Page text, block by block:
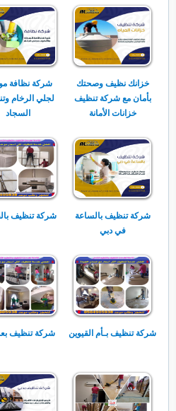
خزانك نظيف وصحتك
بأمان مع شركة تنظيف
خزانات الأمانة
شركة نظافة
لجلي الرخام
السجاد
شركة تنظيف بالساعة
في دبي
شركة تنظيف
شركة تنظيف بـأم القيوين شركة تنظيف